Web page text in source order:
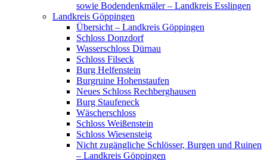
sowie Bodendenkmäler – Landkreis Esslingen
Landkreis Göppingen
Übersicht – Landkreis Göppingen
Schloss Donzdorf
Wasserschloss Dürnau
Schloss Filseck
Burg Helfenstein
Burgruine Hohenstaufen
Neues Schloss Rechberghausen
Burg Staufeneck
Wäscherschloss
Schloss Weißenstein
Schloss Wiesensteig
Nicht zugängliche Schlösser, Burgen und Ruinen
– Landkreis Göppingen